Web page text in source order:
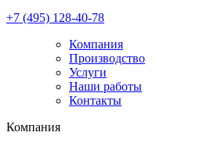
+7 (495) 128-40-78
Компания
Производство
Услуги
Наши работы
Контакты
Компания